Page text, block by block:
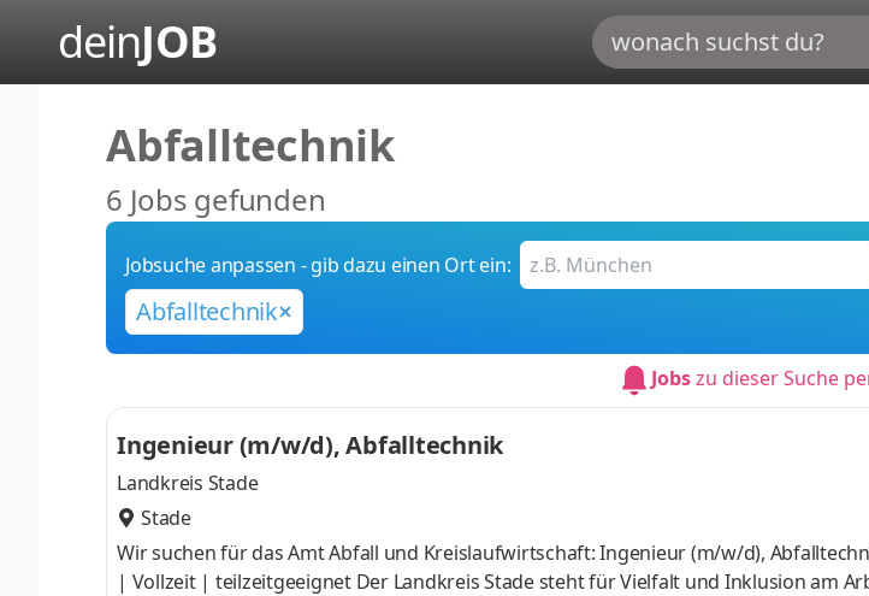
deinJOB
Abfalltechnik
6 Jobs gefunden
Jobsuche anpassen - gib dazu einen Ort ein:
Abfalltechnik
Jobszu dieser Suche
Ingenieur (m/w/d), Abfalltechnik
Landkreis Stade
Stade
Wir suchen für das Amt Abfall und Kreislaufwirtschaft: Ingenieur (m/w/d),
| Vollzeit | teilzeitgeeignet Der Landkreis Stade steht für Vielfalt und Inklusion am